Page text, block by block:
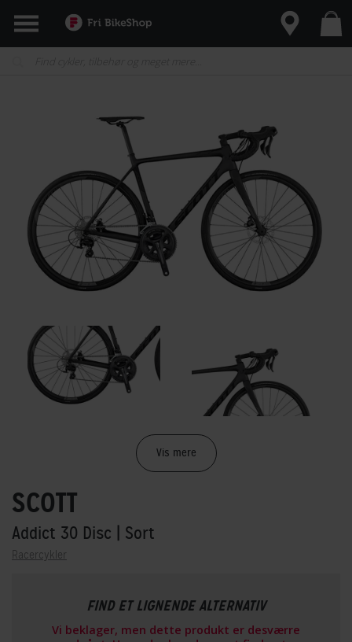
Vis mere
SCOTT
Addict 30 Disc | Sort
Racercykler
FIND ET LIGNENDE ALTERNATIV
Vi beklager, men dette produkt er desværre